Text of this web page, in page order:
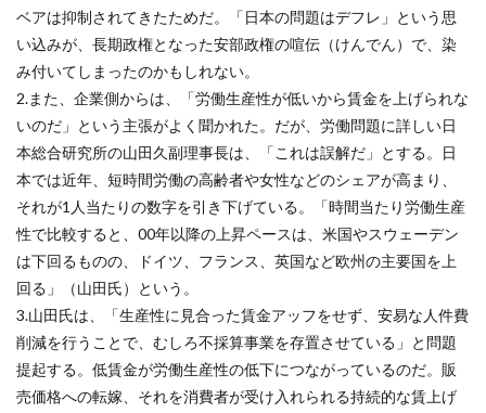
ベアは抑制されてきたためだ。「日本の問題はデフレ」という思
い込みが、長期政権となった安部政権の喧伝（けんでん）で、染
み付いてしまったのかもしれない。
2.また、企業側からは、「労働生産性が低いから賃金を上げられな
いのだ」という主張がよく聞かれた。だが、労働問題に詳しい日
本総合研究所の山田久副理事長は、「これは誤解だ」とする。日
本では近年、短時間労働の高齢者や女性などのシェアが高まり、
それが1人当たりの数字を引き下げている。「時間当たり労働生産
性で比較すると、00年以降の上昇ペースは、米国やスウェーデン
は下回るものの、ドイツ、フランス、英国など欧州の主要国を上
回る」（山田氏）という。
3.山田氏は、「生産性に見合った賃金アッフをせず、安易な人件費
削減を行うことで、むしろ不採算事業を存置させている」と問題
提起する。低賃金が労働生産性の低下につながっているのだ。販
売価格への転嫁、それを消費者が受け入れられる持続的な賃上げ